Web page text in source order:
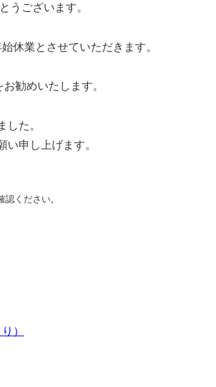
うございます。
休業とさせていただきます。
勧めいたします。
た。
申し上げます。
ください。
）